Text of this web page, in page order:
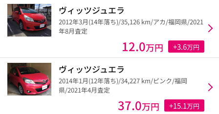
ヴィッツジュエラ
2012年3月(14年落ち)/35,126 km/アカ/福岡県/2021
年8月査定
12.0万円 +3.6万円
ヴィッツジュエラ
2014年1月(12年落ち)/34,227 km/ピンク/福岡
県/2021年4月査定
37.0万円 +15.1万円